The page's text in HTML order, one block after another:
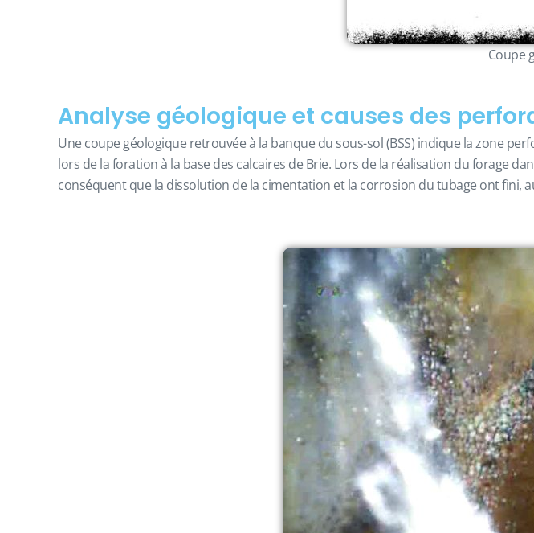
Coupe
Analyse géologique et causes des
Une coupe géologique retrouvée à la banque du sous-sol (BSS) indique la zone
lors de la foration à la base des calcaires de Brie. Lors de la réalisation du forage
conséquent que la dissolution de la cimentation et la corrosion du tubage ont fini,